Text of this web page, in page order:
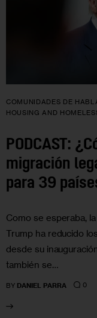
COMUNIDADES DE
HOUSING AND
PODCAST:
migración
para 39
Como se esperaba,
Trump ha reducido
desde su
también se…
BY DANIEL PARRA 0